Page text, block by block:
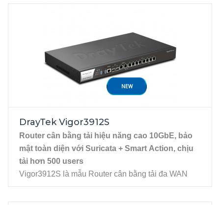
trường doanh nghiệp vừa và lớn. Cơ chế bảo mật
của Vigor3912 cũng thông minh hơn với khả năng
thiết đặt trước hành động Smart Action, giúp doanh
nghiệp chủ động phản ứng với các rủi ro tiềm ẩn.
4 cổng LAN Gigabit (P9 - P12), 2x USB 3.0, 1
Console RJ45
NEW
DrayTek Vigor3912S
Router cân bằng tải hiệu năng cao 10GbE, bảo
mật toàn diện với Suricata + Smart Action, chịu
tải hơn 500 users
Vigor3912S là mẫu Router cân bằng tải đa WAN